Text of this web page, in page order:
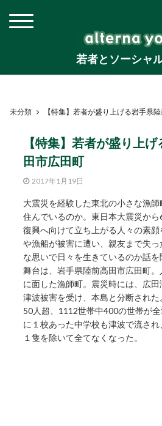
若者とソーシャ
未分類 【特集】若者が盛り上げる岩手県
【特集】若者が盛り上
田市広田町
2017年1月19日
大震災を経験した東北の小さな漁
住んでいるのか。東日本大震災から
復興へ向けて立ち上がる人々の素
や漁船が被害に遭い、親友まで失
な思いで日々を生きているのか話を
舞台は、岩手県陸前高田市広田町
に面した漁師町。震災時には、広
津波被害を受け、本島と分断され
50人超、1112世帯中400の世帯が
に１校あった中学校も津波で流さ
１隻を除いて全てなくなった。